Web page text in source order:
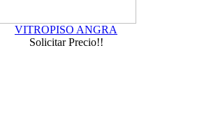
VITROPISO ANGRA
Solicitar Precio!!